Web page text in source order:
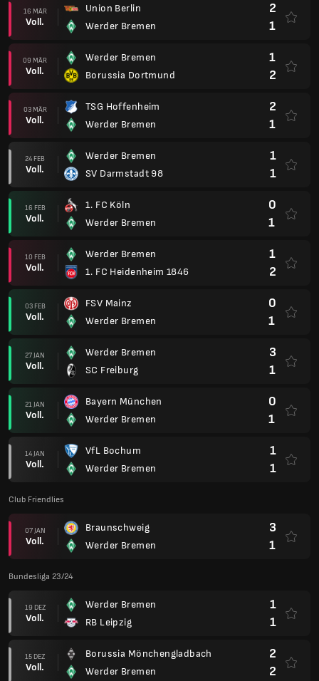
16 MÄR
Voll.
Union Berlin
Werder Bremen
2
1
09 MÄR
Voll.
Werder Bremen
Borussia Dortmund
1
2
03 MÄR
Voll.
TSG Hoffenheim
Werder Bremen
2
1
24 FEB
Voll.
Werder Bremen
SV Darmstadt 98
1
1
16 FEB
Voll.
1. FC Köln
Werder Bremen
0
1
10 FEB
Voll.
Werder Bremen
1. FC Heidenheim 1846
1
2
03 FEB
Voll.
FSV Mainz
Werder Bremen
0
1
27 JAN
Voll.
Werder Bremen
SC Freiburg
3
1
21 JAN
Voll.
Bayern München
Werder Bremen
0
1
14 JAN
Voll.
VfL Bochum
Werder Bremen
1
1
Club Friendlies
07 JAN
Voll.
Braunschweig
Werder Bremen
3
1
Bundesliga 23/24
19 DEZ
Voll.
Werder Bremen
RB Leipzig
1
1
15 DEZ
Voll.
Borussia Mönchengladbach
Werder Bremen
2
2